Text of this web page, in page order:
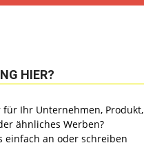
HIER?
für Ihr Unternehmen, Produkt,
ähnliches Werben?
einfach an oder schreiben